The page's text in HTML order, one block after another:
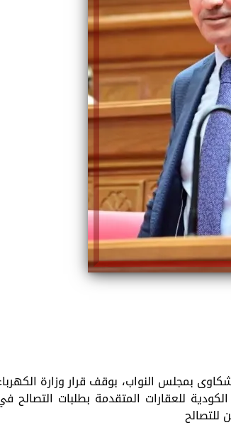
بمجلس النواب، بوقف قرار وزارة
للعقارات المتقدمة بطلبات التصالح
للتصالح